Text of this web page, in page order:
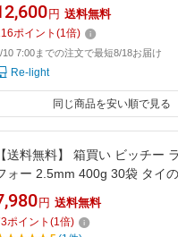
円 送料無料
ポイント (1倍)
10 7:00までの注文で最短8/18お届け
Re-light
同じ商品を安い順で見る
【送料無料】 箱買い ビッチー
ォー 2.5mm 400g 30袋 タイ
麺 グルテンフリー 麺 ベトナ
円 送料無料
ポイント (1倍)